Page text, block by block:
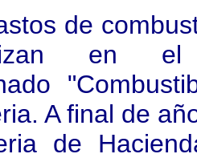
de
en el
A final de
de